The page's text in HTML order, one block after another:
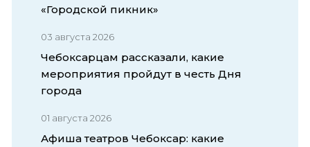
«Городской пикник»
03 августа 2026
Чебоксарцам рассказали, какие
мероприятия пройдут в честь Дня
города
01 августа 2026
Афиша театров Чебоксар: какие